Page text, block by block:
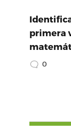
primera
0